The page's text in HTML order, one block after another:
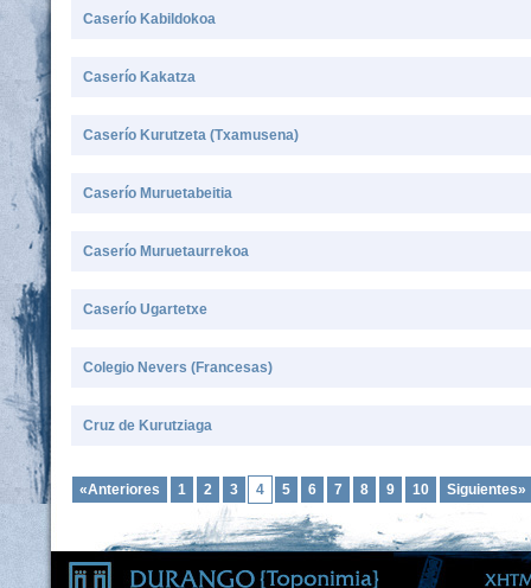
Caserío Kabildokoa
Caserío Kakatza
Caserío Kurutzeta (Txamusena)
Caserío Muruetabeitia
Caserío Muruetaurrekoa
Caserío Ugartetxe
Colegio Nevers (Francesas)
Cruz de Kurutziaga
«Anteriores 1 2 3 4 5 6 7 8 9 10 Siguientes»